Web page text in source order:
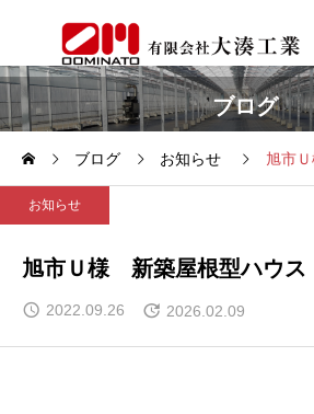
ブログ
ブログ お知らせ 旭市
お知らせ
旭市Ｕ様 新築屋根型ハウス
2022.09.26 2026.02.09